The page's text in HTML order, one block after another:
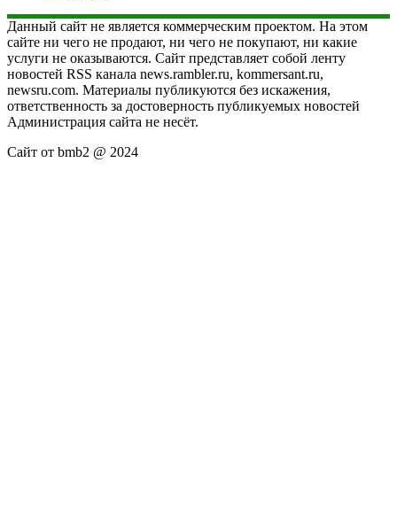
Данный сайт не является коммерческим проектом. На этом
сайте ни чего не продают, ни чего не покупают, ни какие
услуги не оказываются. Сайт представляет собой ленту
новостей RSS канала news.rambler.ru, kommersant.ru,
newsru.com. Материалы публикуются без искажения,
ответственность за достоверность публикуемых новостей
Администрация сайта не несёт.
Сайт от bmb2 @ 2024